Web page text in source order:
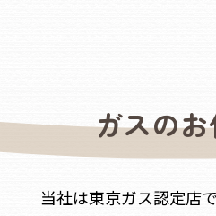
ガスの
当社は東京ガス認定店